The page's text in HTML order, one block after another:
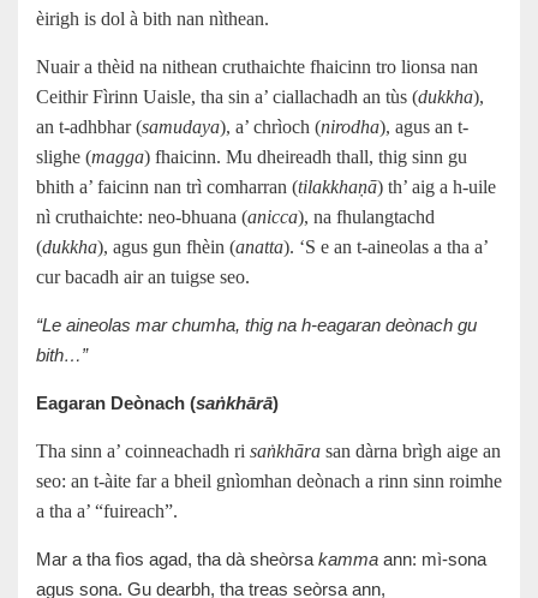
èirigh is dol à bith nan nìthean.
Nuair a thèid na nithean cruthaichte fhaicinn tro lionsa nan
Ceithir Fìrinn Uaisle, tha sin a’ ciallachadh an tùs (dukkha),
an t-adhbhar (samudaya), a’ chrìoch (nirodha), agus an t-
slighe (magga) fhaicinn. Mu dheireadh thall, thig sinn gu
bhith a’ faicinn nan trì comharran (tilakkhaṇā) th’ aig a h-uile
nì cruthaichte: neo-bhuana (anicca), na fhulangtachd
(dukkha), agus gun fhèin (anatta). ‘S e an t-aineolas a tha a’
cur bacadh air an tuigse seo.
“Le aineolas mar chumha, thig na h-eagaran deònach gu
bith…”
Eagaran Deònach (saṅkhārā)
Tha sinn a’ coinneachadh ri saṅkhāra san dàrna brìgh aige an
seo: an t-àite far a bheil gnìomhan deònach a rinn sinn roimhe
a tha a’ “fuireach”.
Mar a tha fìos agad, tha dà sheòrsa kamma ann: mì-sona
agus sona. Gu dearbh, tha treas seòrsa ann,